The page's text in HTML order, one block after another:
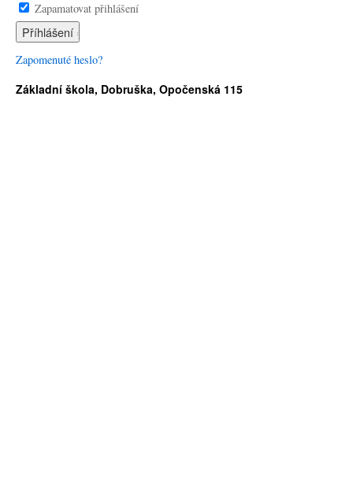
Zapamatovat přihlášení
Zapomenuté heslo?
Základní škola, Dobruška, Opočenská 115